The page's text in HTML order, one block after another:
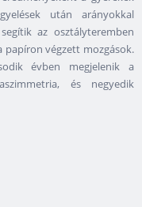
után arányokkal
az osztályteremben
papíron végzett mozgások.
évben megjelenik a
és negyedik